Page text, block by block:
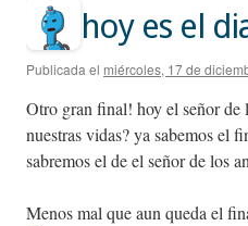
contenidohoy es el
Publicada el miércoles, 17 de
Otro gran final! hoy el señor de
nuestras vidas? ya sabemos el
sabremos el de el señor de los
Menos mal que aun queda el